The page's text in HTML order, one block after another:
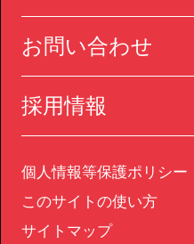
お問い合わせ
採用情報
個人情報等保護ポリシー
このサイトの使い方
サイトマップ